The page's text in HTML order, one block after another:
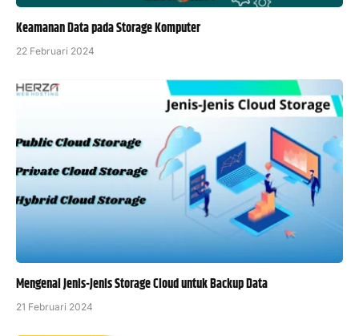
Keamanan Data pada Storage Komputer
22 Februari 2024
Mengenal Jenis-Jenis Storage Cloud untuk Backup Data
21 Februari 2024